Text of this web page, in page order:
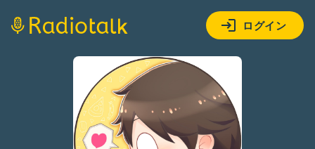
ログイン